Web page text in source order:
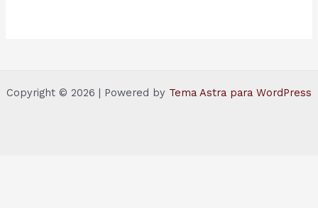
Copyright © 2026 | Powered by Tema Astra para WordPress